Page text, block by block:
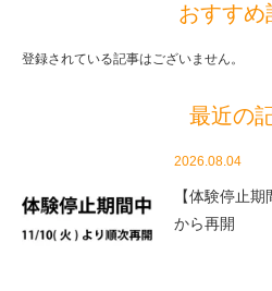
おすすめ
登録されている記事はございません。
最近の
2026.08.04
【体験停止
から再開